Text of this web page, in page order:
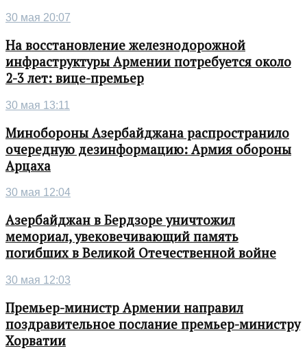
30 мая 20:07
На восстановление железнодорожной
инфраструктуры Армении потребуется около
2-3 лет: вице-премьер
30 мая 13:11
Минобороны Азербайджана распространило
очередную дезинформацию: Армия обороны
Арцаха
30 мая 12:04
Азербайджан в Бердзоре уничтожил
мемориал, увековечивающий память
погибших в Великой Отечественной войне
30 мая 12:03
Премьер-министр Армении направил
поздравительное послание премьер-министру
Хорватии